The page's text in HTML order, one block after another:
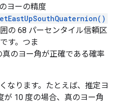
ヨーの精度
の 68 パーセンタイル信頼区
す。つま
真のヨー角が正確である確率
なります。たとえば、推定ヨ
が 10 度の場合、真のヨー角